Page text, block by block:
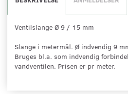
Ventilslange Ø 9 / 15 mm
Slange i metermål. Ø indvendig 9
Bruges bl.a. som indvendig
vandventilen. Prisen er pr meter.